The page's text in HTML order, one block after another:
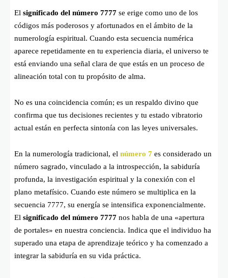
El significado del número 7777 se erige como uno de los
códigos más poderosos y afortunados en el ámbito de la
numerología espiritual. Cuando esta secuencia numérica
aparece repetidamente en tu experiencia diaria, el universo te
está enviando una señal clara de que estás en un proceso de
alineación total con tu propósito de alma.
No es una coincidencia común; es un respaldo divino que
confirma que tus decisiones recientes y tu estado vibratorio
actual están en perfecta sintonía con las leyes universales.
En la numerología tradicional, el número 7 es considerado un
número sagrado, vinculado a la introspección, la sabiduría
profunda, la investigación espiritual y la conexión con el
plano metafísico. Cuando este número se multiplica en la
secuencia 7777, su energía se intensifica exponencialmente.
El significado del número 7777 nos habla de una «apertura
de portales» en nuestra conciencia. Indica que el individuo ha
superado una etapa de aprendizaje teórico y ha comenzado a
integrar la sabiduría en su vida práctica.